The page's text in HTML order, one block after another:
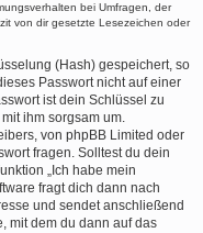
bei Umfragen, der
von dir gesetzte Lesezeichen oder
(Hash) gespeichert, so
Passwort nicht auf einer
ist dein Schlüssel zu
ihm sorgsam um.
von phpBB Limited oder
fragen. Solltest du dein
„Ich habe mein
fragt dich dann nach
und sendet anschließend
mit dem du dann auf das